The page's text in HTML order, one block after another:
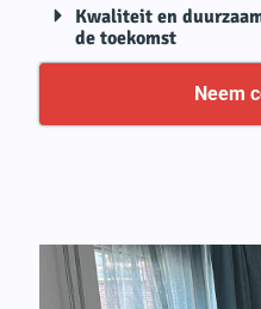
Kwaliteit en
de toekomst
Neem